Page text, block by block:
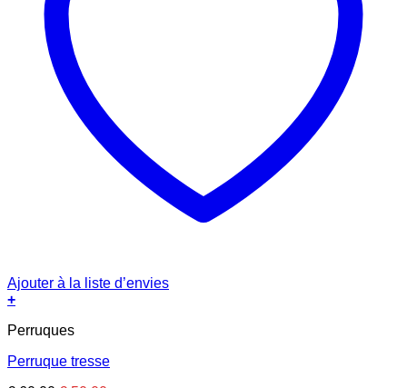
Ajouter à la liste d’envies
+
Perruques
Perruque tresse